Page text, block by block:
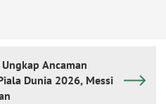
Ancaman
Dunia 2026, Messi